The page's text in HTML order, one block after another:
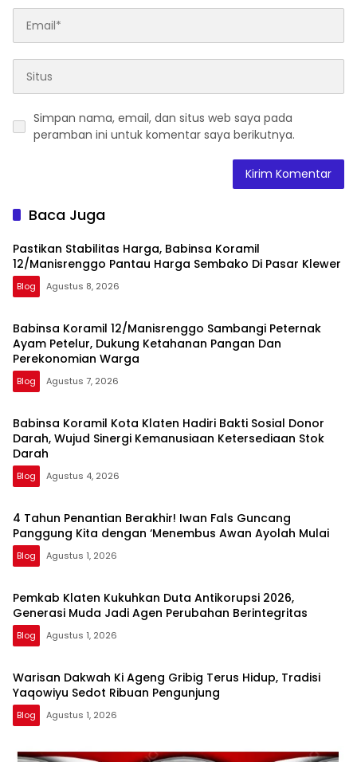
Simpan nama, email, dan situs web saya pada
peramban ini untuk komentar saya berikutnya.
Baca Juga
Pastikan Stabilitas Harga, Babinsa Koramil
12/Manisrenggo Pantau Harga Sembako Di Pasar Klewer
Blog Agustus 8, 2026
Babinsa Koramil 12/Manisrenggo Sambangi Peternak
Ayam Petelur, Dukung Ketahanan Pangan Dan
Perekonomian Warga
Blog Agustus 7, 2026
Babinsa Koramil Kota Klaten Hadiri Bakti Sosial Donor
Darah, Wujud Sinergi Kemanusiaan Ketersediaan Stok
Darah
Blog Agustus 4, 2026
4 Tahun Penantian Berakhir! Iwan Fals Guncang
Panggung Kita dengan ‘Menembus Awan Ayolah Mulai
Blog Agustus 1, 2026
Pemkab Klaten Kukuhkan Duta Antikorupsi 2026,
Generasi Muda Jadi Agen Perubahan Berintegritas
Blog Agustus 1, 2026
Warisan Dakwah Ki Ageng Gribig Terus Hidup, Tradisi
Yaqowiyu Sedot Ribuan Pengunjung
Blog Agustus 1, 2026